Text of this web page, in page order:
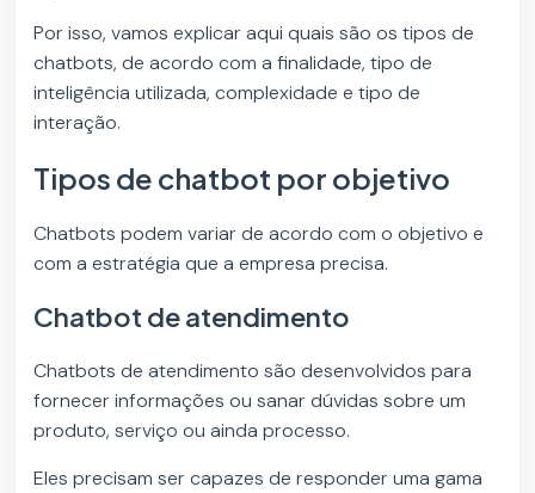
Por isso, vamos explicar aqui quais são os tipos de
chatbots, de acordo com a finalidade, tipo de
inteligência utilizada, complexidade e tipo de
interação.
Tipos de chatbot por objetivo
Chatbots podem variar de acordo com o objetivo e
com a estratégia que a empresa precisa.
Chatbot de atendimento
Chatbots de atendimento são desenvolvidos para
fornecer informações ou sanar dúvidas sobre um
produto, serviço ou ainda processo.
Eles precisam ser capazes de responder uma gama